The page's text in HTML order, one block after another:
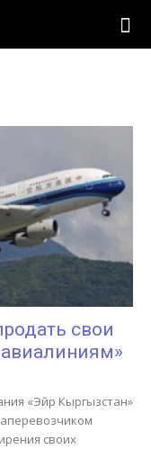
свои
«Эйр Кыргызстан»
своих